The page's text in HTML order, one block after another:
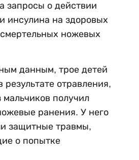
запросы о действии
инсулина на здоровых
ножевых
данным, трое детей
результате отравления,
мальчиков получил
ранения. У него
защитные травмы,
о попытке